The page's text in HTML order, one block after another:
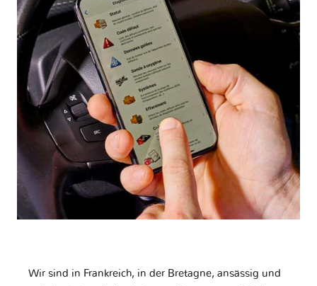
Wir sind in Frankreich, in der Bretagne, ansässig und